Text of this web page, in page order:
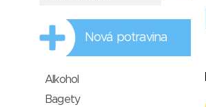
Nová potravina
Alkohol
Bagety